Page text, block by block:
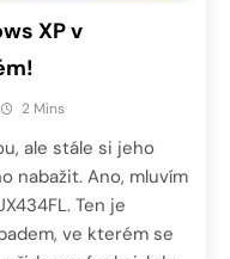
XP v
2 Mins
ale stále si jeho
nabažit. Ano, mluvím
Ten je
ve kterém se